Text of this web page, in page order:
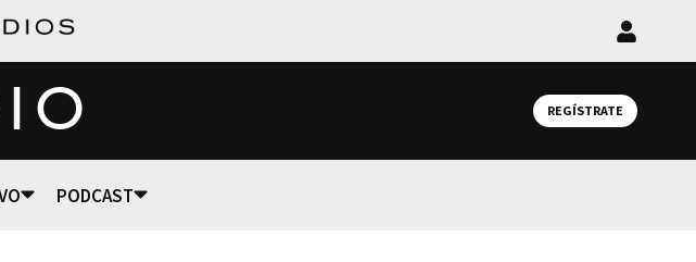
Iniciar
REGÍSTRATE
PODCAST